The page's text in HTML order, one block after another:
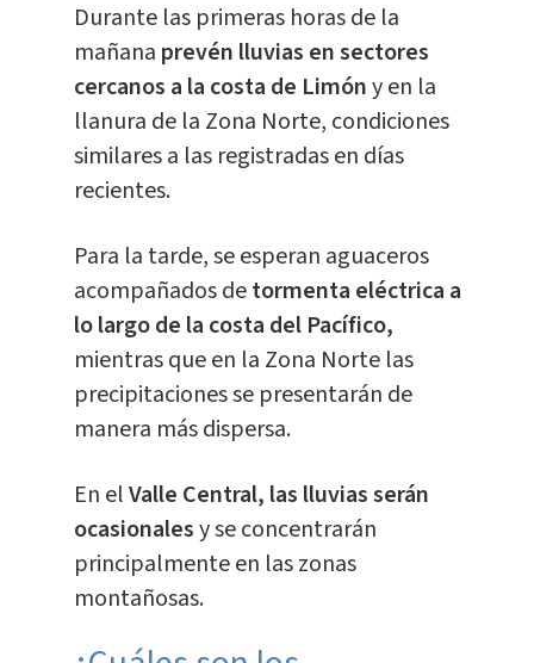
Durante las primeras horas de la
mañana prevén lluvias en sectores
cercanos a la costa de Limóny en la
llanura de la Zona Norte, condiciones
similares a las registradas en días
recientes.
Para la tarde, se esperan aguaceros
acompañados detormenta eléctrica a
lo largo de la costa del Pacífico,
mientras que en la Zona Norte las
precipitaciones se presentarán de
manera más dispersa.
En elValle Central, las lluvias serán
ocasionalesy se concentrarán
principalmente en las zonas
montañosas.